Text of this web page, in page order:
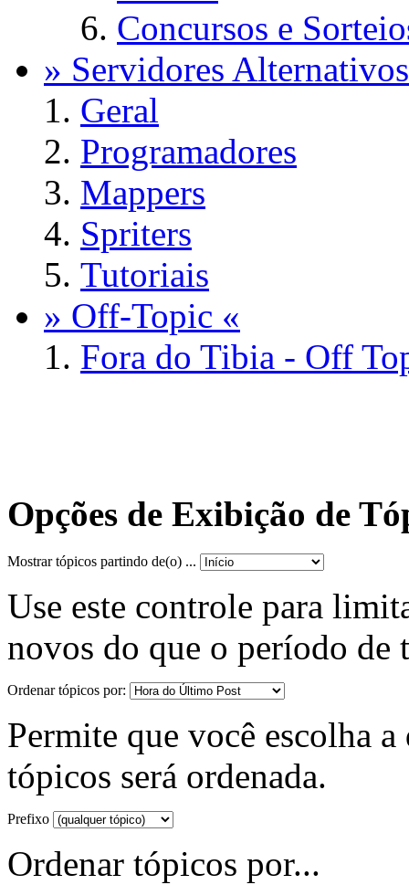
Concursos e
» Servidores
Geral
Programadores
Mappers
Spriters
Tutoriais
» Off-Topic «
Fora do Tibia - Off
Opções de Exibição de
Mostrar tópicos partindo de(o) ...
Use este controle para
novos do que o período de
Ordenar tópicos por:
Permite que você escolha
tópicos será ordenada.
Prefixo
Ordenar tópicos por...